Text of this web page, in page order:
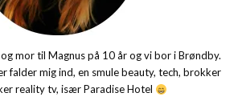
mor til Magnus på 10 år og vi bor i Brøndby.
falder mig ind, en smule beauty, tech, brokker
reality tv, især Paradise Hotel